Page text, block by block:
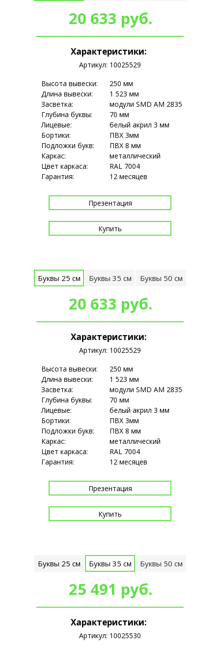
Высота вывески:
Длина вывески:
Засветка:
Глубина буквы:
Лицевые:
Бортики:
Подложки букв:
Каркас:
Цвет каркаса:
Гарантия:
250 мм
1 523 мм
модули SMD АМ 2835
70 мм
белый акрил 3 мм
ПВХ 3мм
ПВХ 8 мм
металлический
RAL 7004
12 месяцев
Характеристики:
Артикул: 10025529
20 633 руб.
Оплата картой онлайн, наличными, а так же по счёту.
Самовывоз или доставка по
Доставка в другие регионы РФ транспортными
компаниями.
Возможен монтаж.
Купить
Презентация
Буквы 25 см Буквы 35 см Буквы 50 см
Высота вывески:
Длина вывески:
Засветка:
Глубина буквы:
Лицевые:
Бортики:
Подложки букв:
Каркас:
Цвет каркаса:
Гарантия:
250 мм
1 523 мм
модули SMD АМ 2835
70 мм
белый акрил 3 мм
ПВХ 3мм
ПВХ 8 мм
металлический
RAL 7004
12 месяцев
Характеристики:
Артикул: 10025529
20 633 руб.
Оплата картой онлайн, наличными, а так же по счёту.
Самовывоз или доставка по
Доставка в другие регионы РФ транспортными
компаниями.
Возможен монтаж.
Купить
Презентация
Буквы 25 см Буквы 35 см Буквы 50 см
Характеристики:
Артикул: 10025530
25 491 руб.